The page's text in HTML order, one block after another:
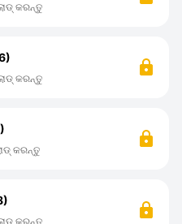
କରନ୍ତୁ
କରନ୍ତୁ
କରନ୍ତୁ
କରନ୍ତୁ